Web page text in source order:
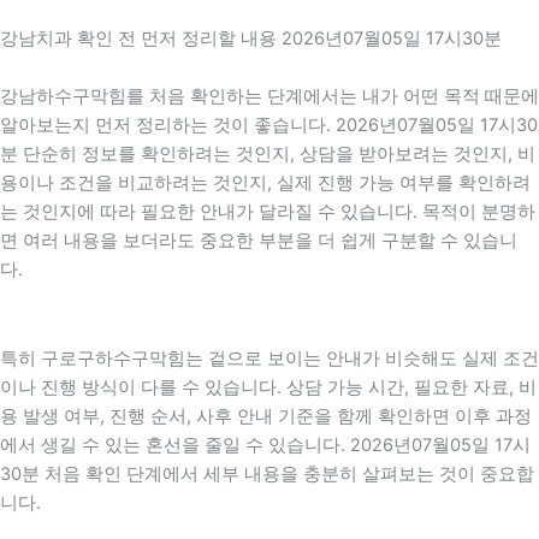
강남치과 확인 전 먼저 정리할 내용 2026년07월05일 17시30분
강남하수구막힘를 처음 확인하는 단계에서는 내가 어떤 목적 때문에
알아보는지 먼저 정리하는 것이 좋습니다. 2026년07월05일 17시30
분 단순히 정보를 확인하려는 것인지, 상담을 받아보려는 것인지, 비
용이나 조건을 비교하려는 것인지, 실제 진행 가능 여부를 확인하려
는 것인지에 따라 필요한 안내가 달라질 수 있습니다. 목적이 분명하
면 여러 내용을 보더라도 중요한 부분을 더 쉽게 구분할 수 있습니
다.
특히 구로구하수구막힘는 겉으로 보이는 안내가 비슷해도 실제 조건
이나 진행 방식이 다를 수 있습니다. 상담 가능 시간, 필요한 자료, 비
용 발생 여부, 진행 순서, 사후 안내 기준을 함께 확인하면 이후 과정
에서 생길 수 있는 혼선을 줄일 수 있습니다. 2026년07월05일 17시
30분 처음 확인 단계에서 세부 내용을 충분히 살펴보는 것이 중요합
니다.